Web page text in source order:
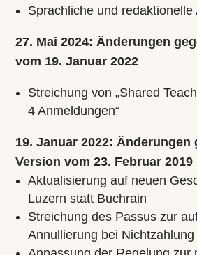
Sprachliche und redaktionelle
27. Mai 2024: Änderungen
vom 19. Januar 2022
Streichung von „Shared
4 Anmeldungen“
19. Januar 2022: Änderungen
Version vom 23. Februar 2019
Aktualisierung auf neuen
Luzern statt Buchrain
Streichung des Passus zur
Annullierung bei Nichtzahlung